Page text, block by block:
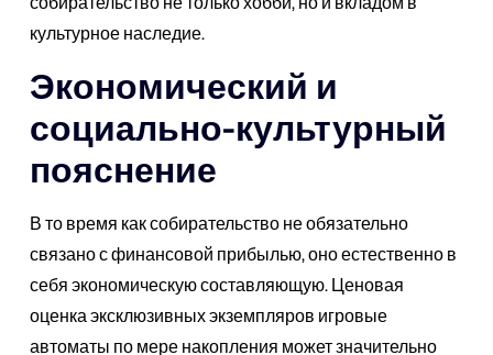
культурное наследие.
Экономический и
социально-культурный
пояснение
В то время как собирательство не обязательно
связано с финансовой прибылью, оно естественно в
себя экономическую составляющую. Ценовая
оценка эксклюзивных экземпляров игровые
автоматы по мере накопления может значительно